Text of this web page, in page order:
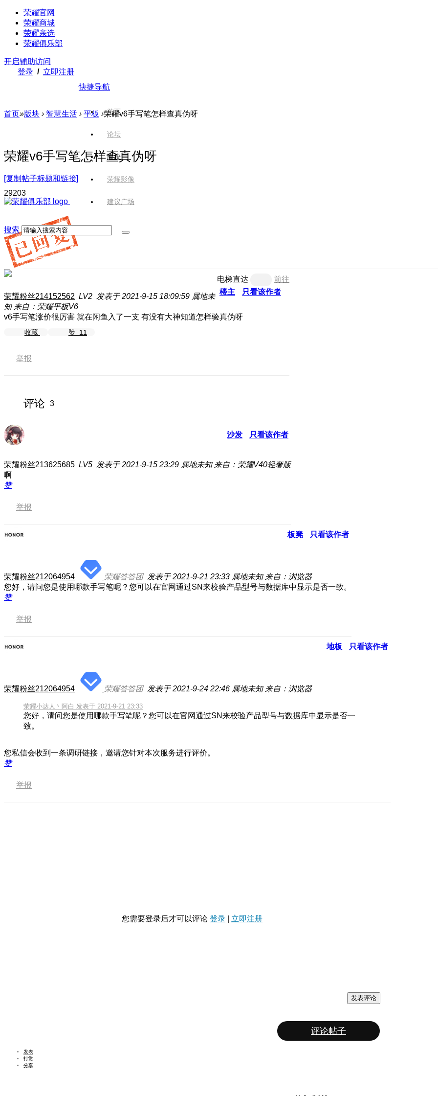
荣耀官网
荣耀商城
荣耀亲选
荣耀俱乐部
开启辅助访问
登录 / 立即注册
快捷导航
首页
论坛
版块
荣耀影像
建议广场
搜索
首页»版块 › 智慧生活 › 平板 ›荣耀v6手写笔怎样查真伪呀
荣耀v6手写笔怎样查真伪呀
[复制帖子标题和链接]
29203
电梯直达
前往
楼主
只看该作者
荣耀粉丝214152562 LV2 发表于 2021-9-15 18:09:59 属地未
知 来自：荣耀平板V6
v6手写笔涨价很厉害 就在闲鱼入了一支 有没有大神知道怎样验真伪呀
收藏 赞 11
举报
评论 3
沙发 只看该作者
荣耀粉丝213625685 LV5 发表于 2021-9-15 23:29 属地未知 来自：荣耀V40轻奢版
啊
赞
举报
板凳 只看该作者
荣耀粉丝212064954 荣耀答答团 发表于 2021-9-21 23:33 属地未知 来自：浏览器
您好，请问您是使用哪款手写笔呢？您可以在官网通过SN来校验产品型号与数据库中显示是否一致。
赞
举报
地板 只看该作者
荣耀粉丝212064954 荣耀答答团 发表于 2021-9-24 22:46 属地未知 来自：浏览器
荣耀小达人丶阿白 发表于 2021-9-21 23:33
您好，请问您是使用哪款手写笔呢？您可以在官网通过SN来校验产品型号与数据库中显示是否一
致。
您私信会收到一条调研链接，邀请您针对本次服务进行评价。
赞
举报
您需要登录后才可以评论 登录 立即注册
发表评论
评论帖子
发表
打赏
分享